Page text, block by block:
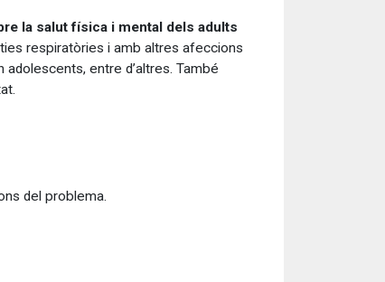
la salut física i mental dels adults
respiratòries i amb altres afeccions
entre d’altres. També
del problema.